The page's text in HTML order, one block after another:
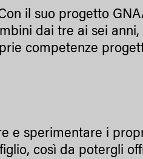
il suo progetto
dai tre ai sei
competenze
e sperimentare i
così da potergli